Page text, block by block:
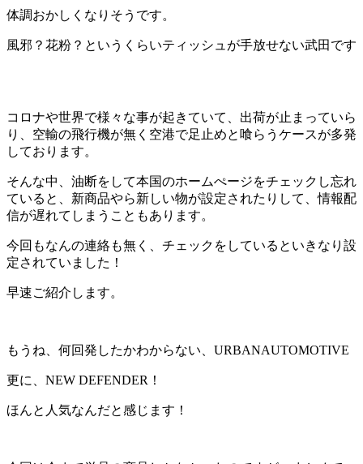
体調おかしくなりそうです。
風邪？花粉？というくらいティッシュが手放せない武田です
コロナや世界で様々な事が起きていて、出荷が止まっていら
り、空輸の飛行機が無く空港で足止めと喰らうケースが多発
しております。
そんな中、油断をして本国のホームぺージをチェックし忘れ
ていると、新商品やら新しい物が設定されたりして、情報配
信が遅れてしまうこともあります。
今回もなんの連絡も無く、チェックをしているといきなり設
定されていました！
早速ご紹介します。
もうね、何回発したかわからない、URBANAUTOMOTIVE
更に、NEW DEFENDER！
ほんと人気なんだと感じます！